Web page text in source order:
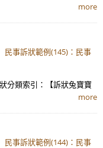
more
民事訴狀範例(145)：民事
分類索引：【訴狀兔寶寶
more
民事訴狀範例(144)：民事